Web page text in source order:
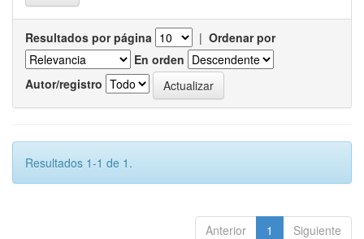
Resultados por página | Ordenar por
En orden
Autor/registro
Resultados 1-1 de 1.
Anterior 1 Siguiente